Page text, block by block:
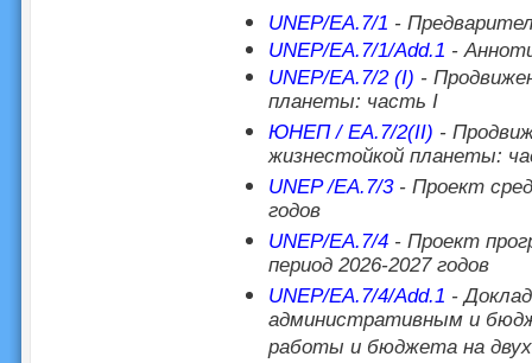
UNEP/EA.7/1 -
UNEP/EA.7/1/Add.1 -
UNEP/EA.7/2 (I) -
планеты: часть I
ЮНЕП / EA.7/2(II) -
жизнестойкой планеты:
UNEP /EA.7/3- Проект
годов
UNEP/EA.7/4- Проект
период 2026-2027 годов
UNEP/EA.7/4/Add.1 -
административным и
работы и бюджета на